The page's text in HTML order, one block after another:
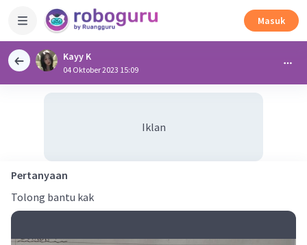
Masuk
Kayy K
04 Oktober 2023 15:09
Iklan
Pertanyaan
Tolong bantu kak